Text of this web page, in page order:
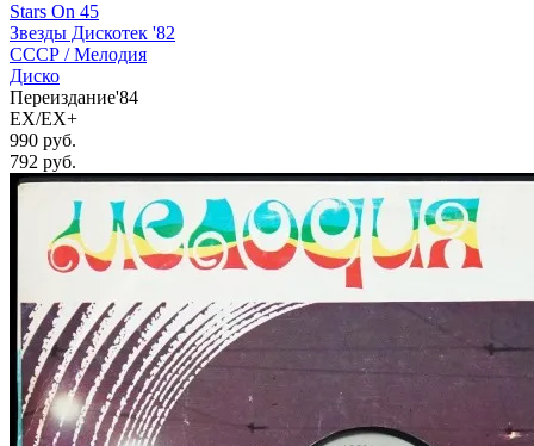
Stars On 45
Звезды Дискотек '82
СССР /Мелодия
Диско
Переиздание'84
EX/EX+
990 руб.
792 руб.